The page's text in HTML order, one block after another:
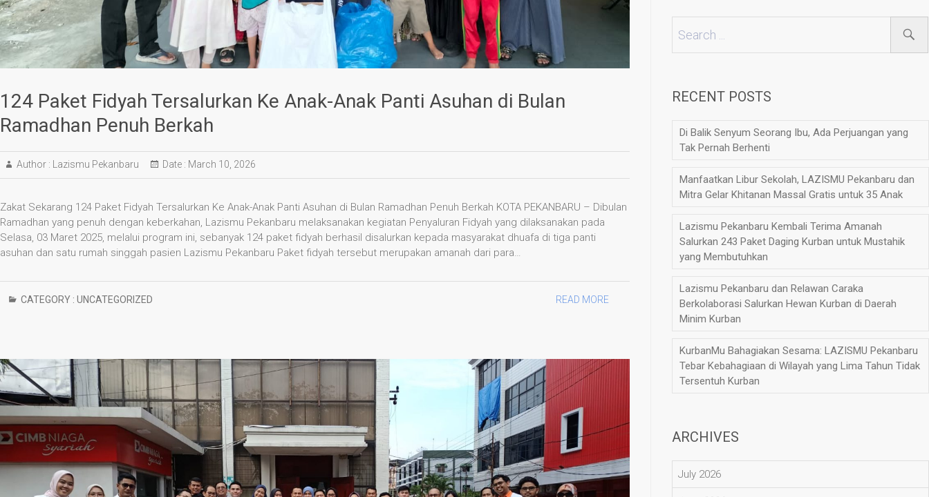
124 Paket Fidyah Tersalurkan Ke Anak-Anak Panti Asuhan di Bulan
Ramadhan Penuh Berkah
Author : Lazismu Pekanbaru Date : March 10, 2026
Zakat Sekarang 124 Paket Fidyah Tersalurkan Ke Anak-Anak Panti Asuhan di Bulan Ramadhan Penuh Berkah KOTA PEKANBARU – Dibulan
Ramadhan yang penuh dengan keberkahan, Lazismu Pekanbaru melaksanakan kegiatan Penyaluran Fidyah yang dilaksanakan pada
Selasa, 03 Maret 2025, melalui program ini, sebanyak 124 paket fidyah berhasil disalurkan kepada masyarakat dhuafa di tiga panti
asuhan dan satu rumah singgah pasien Lazismu Pekanbaru Paket fidyah tersebut merupakan amanah dari para…
CATEGORY : UNCATEGORIZED READ MORE
RECENT POSTS
Di Balik Senyum Seorang Ibu, Ada Perjuangan yang
Tak Pernah Berhenti
Manfaatkan Libur Sekolah, LAZISMU Pekanbaru dan
Mitra Gelar Khitanan Massal Gratis untuk 35 Anak
Lazismu Pekanbaru Kembali Terima Amanah
Salurkan 243 Paket Daging Kurban untuk Mustahik
yang Membutuhkan
Lazismu Pekanbaru dan Relawan Caraka
Berkolaborasi Salurkan Hewan Kurban di Daerah
Minim Kurban
KurbanMu Bahagiakan Sesama: LAZISMU Pekanbaru
Tebar Kebahagiaan di Wilayah yang Lima Tahun Tidak
Tersentuh Kurban
ARCHIVES
July 2026